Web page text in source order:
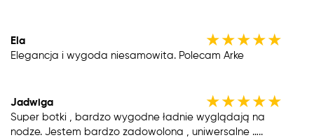
Ela ★★★★★
Elegancja i wygoda niesamowita. Polecam Arke
Jadwiga ★★★★★
Super botki , bardzo wygodne ładnie wyglądają na
nodze. Jestem bardzo zadowolona , uniwersalne …..